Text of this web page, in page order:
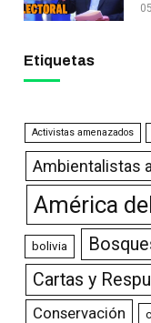
Etiquetas
Activistas amenazados
Ambientalistas
América
bolivia
Cartas y
Conservación